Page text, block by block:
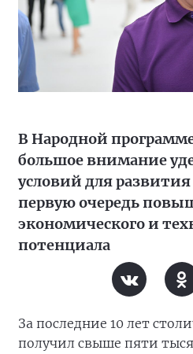
В Народной
большое внимание
условий для
первую очередь
экономического и
потенциала
За последние 10 лет
получил свыше пяти